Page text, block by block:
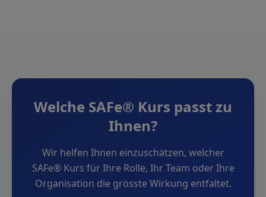
Welche SAFe® Kurs passt zu
Ihnen?
Wir helfen Ihnen einzuschätzen, welcher
SAFe® Kurs für Ihre Rolle, Ihr Team oder Ihre
Organisation die grösste Wirkung entfaltet.